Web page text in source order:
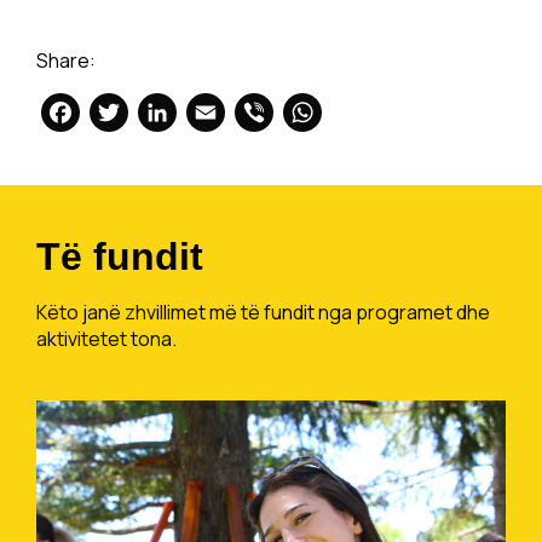
Share:
Facebook
Twitter
LinkedIn
Email
Viber
Të fundit
Këto janë zhvillimet më të fundit nga programet dhe
aktivitetet tona.